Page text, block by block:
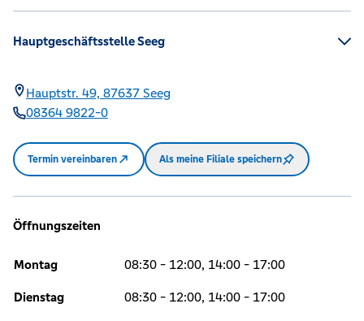
Hauptgeschäftsstelle Seeg
Hauptstr. 49, 87637 Seeg
08364 9822-0
Termin vereinbaren Als meine Filiale speichern
Öffnungszeiten
Montag 08:30 - 12:00, 14:00 - 17:00
Dienstag 08:30 - 12:00, 14:00 - 17:00